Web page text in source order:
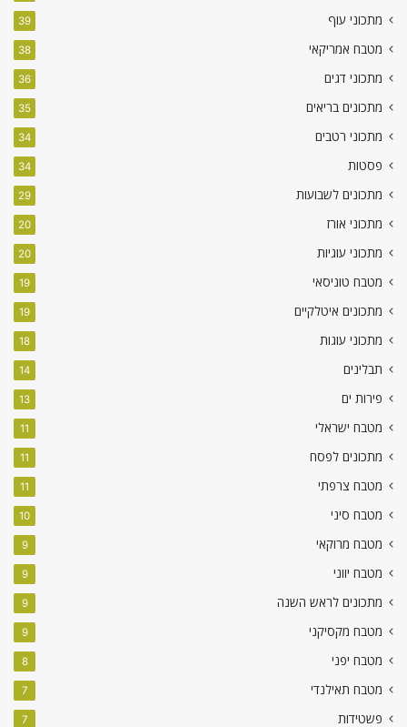
מתכוני עוף 39
מטבח אמריקאי 38
מתכוני דגים 36
מתכונים בריאים 35
מתכוני רטבים 34
פסטות 34
מתכונים לשבועות 29
מתכוני אורז 20
מתכוני עוגיות 20
מטבח טוניסאי 19
מתכונים איטלקיים 19
מתכוני עוגות 18
תבלינים 14
פירות ים 13
מטבח ישראלי 11
מתכונים לפסח 11
מטבח צרפתי 11
מטבח סיני 10
מטבח מרוקאי 9
מטבח יווני 9
מתכונים לראש השנה 9
מטבח מקסיקני 9
מטבח יפני 8
מטבח תאילנדי 7
פשטידות 7